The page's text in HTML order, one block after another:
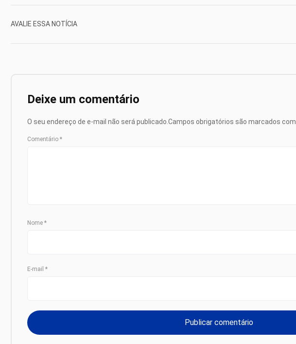
AVALIE ESSA NOTÍCIA
Deixe um comentário
O seu endereço de e-mail não será publicado. Campos obrigatórios são marcados com
Comentário *
Nome *
E-mail *